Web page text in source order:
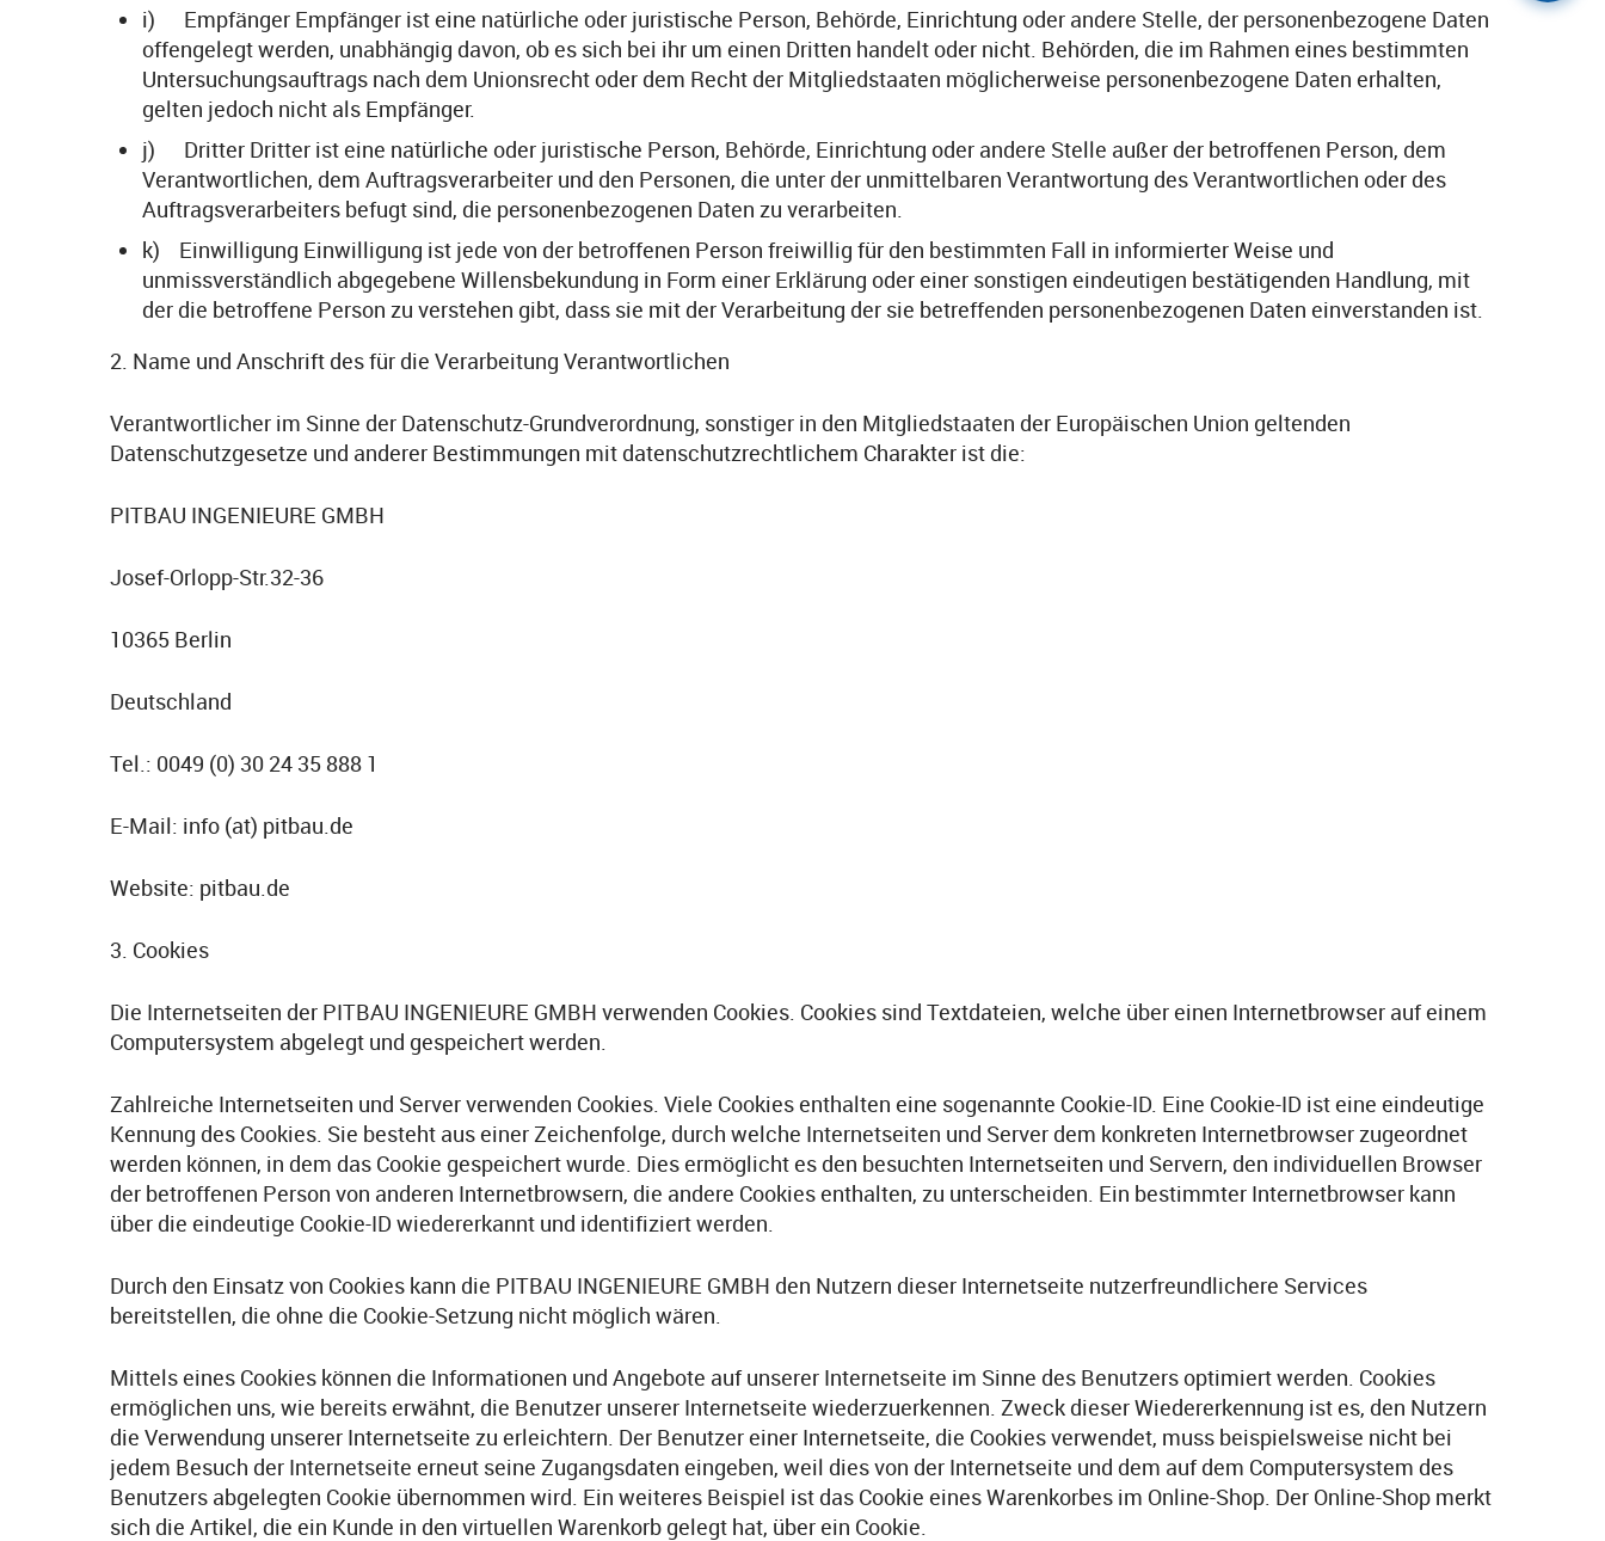
i) Empfänger Empfänger ist eine natürliche oder juristische Person, Behörde, Einrichtung oder andere Stelle, der personenbezogene Daten
offengelegt werden, unabhängig davon, ob es sich bei ihr um einen Dritten handelt oder nicht. Behörden, die im Rahmen eines bestimmten
Untersuchungsauftrags nach dem Unionsrecht oder dem Recht der Mitgliedstaaten möglicherweise personenbezogene Daten erhalten,
gelten jedoch nicht als Empfänger.
j) Dritter Dritter ist eine natürliche oder juristische Person, Behörde, Einrichtung oder andere Stelle außer der betroffenen Person, dem
Verantwortlichen, dem Auftragsverarbeiter und den Personen, die unter der unmittelbaren Verantwortung des Verantwortlichen oder des
Auftragsverarbeiters befugt sind, die personenbezogenen Daten zu verarbeiten.
k) Einwilligung Einwilligung ist jede von der betroffenen Person freiwillig für den bestimmten Fall in informierter Weise und
unmissverständlich abgegebene Willensbekundung in Form einer Erklärung oder einer sonstigen eindeutigen bestätigenden Handlung, mit
der die betroffene Person zu verstehen gibt, dass sie mit der Verarbeitung der sie betreffenden personenbezogenen Daten einverstanden ist.
2. Name und Anschrift des für die Verarbeitung Verantwortlichen
Verantwortlicher im Sinne der Datenschutz-Grundverordnung, sonstiger in den Mitgliedstaaten der Europäischen Union geltenden
Datenschutzgesetze und anderer Bestimmungen mit datenschutzrechtlichem Charakter ist die:
PITBAU INGENIEURE GMBH
Josef-Orlopp-Str.32-36
10365 Berlin
Deutschland
Tel.: 0049 (0) 30 24 35 888 1
E-Mail: info (at) pitbau.de
Website: pitbau.de
3. Cookies
Die Internetseiten der PITBAU INGENIEURE GMBH verwenden Cookies. Cookies sind Textdateien, welche über einen Internetbrowser auf einem
Computersystem abgelegt und gespeichert werden.
Zahlreiche Internetseiten und Server verwenden Cookies. Viele Cookies enthalten eine sogenannte Cookie-ID. Eine Cookie-ID ist eine eindeutige
Kennung des Cookies. Sie besteht aus einer Zeichenfolge, durch welche Internetseiten und Server dem konkreten Internetbrowser zugeordnet
werden können, in dem das Cookie gespeichert wurde. Dies ermöglicht es den besuchten Internetseiten und Servern, den individuellen Browser
der betroffenen Person von anderen Internetbrowsern, die andere Cookies enthalten, zu unterscheiden. Ein bestimmter Internetbrowser kann
über die eindeutige Cookie-ID wiedererkannt und identifiziert werden.
Durch den Einsatz von Cookies kann die PITBAU INGENIEURE GMBH den Nutzern dieser Internetseite nutzerfreundlichere Services
bereitstellen, die ohne die Cookie-Setzung nicht möglich wären.
Mittels eines Cookies können die Informationen und Angebote auf unserer Internetseite im Sinne des Benutzers optimiert werden. Cookies
ermöglichen uns, wie bereits erwähnt, die Benutzer unserer Internetseite wiederzuerkennen. Zweck dieser Wiedererkennung ist es, den Nutzern
die Verwendung unserer Internetseite zu erleichtern. Der Benutzer einer Internetseite, die Cookies verwendet, muss beispielsweise nicht bei
jedem Besuch der Internetseite erneut seine Zugangsdaten eingeben, weil dies von der Internetseite und dem auf dem Computersystem des
Benutzers abgelegten Cookie übernommen wird. Ein weiteres Beispiel ist das Cookie eines Warenkorbes im Online-Shop. Der Online-Shop merkt
sich die Artikel, die ein Kunde in den virtuellen Warenkorb gelegt hat, über ein Cookie.